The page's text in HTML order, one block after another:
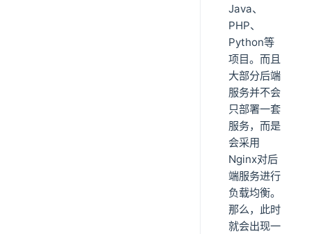
Java、
PHP、
Python等
项目。而且
大部分后端
服务并不会
只部署一套
服务，而是
会采用
Nginx对后
端服务进行
负载均衡。
那么，此时
就会出现一